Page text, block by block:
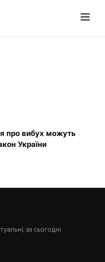
про вибух можуть
України
за сьогодні.